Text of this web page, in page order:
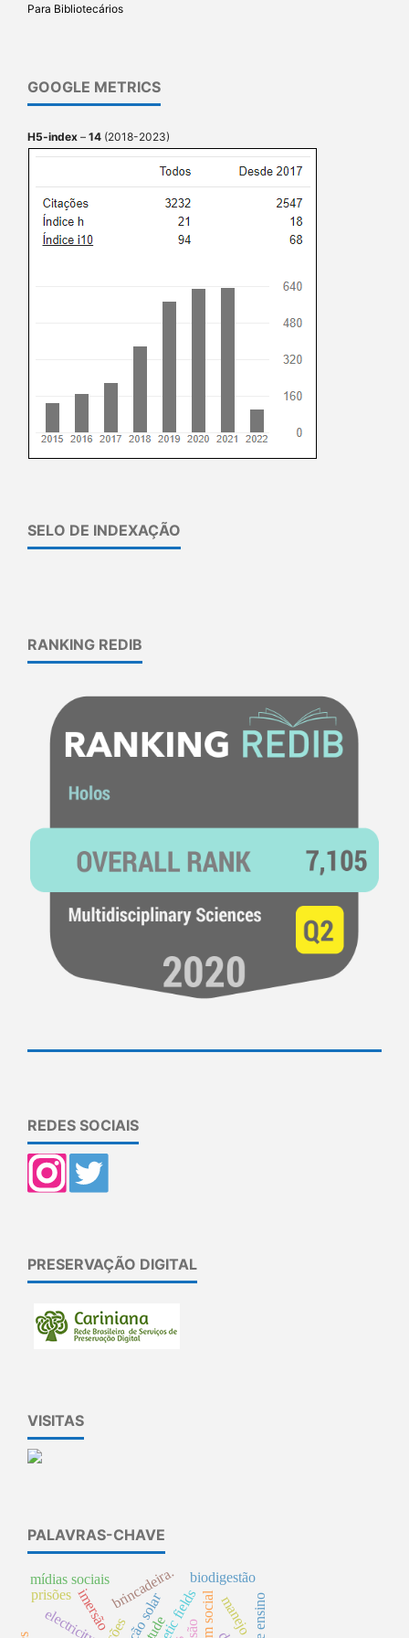
Para Bibliotecários
GOOGLE METRICS
H5-index – 14 (2018-2023)
SELO DE INDEXAÇÃO
RANKING REDIB
REDES SOCIAIS
PRESERVAÇÃO DIGITAL
VISITAS
PALAVRAS-CHAVE
imersão
mídias sociais
crm social
biodigestão
brincadeira.
electricity
prisões manejo